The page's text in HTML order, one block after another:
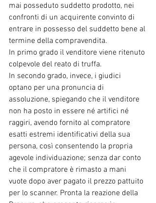
mai posseduto suddetto prodotto, nei
confronti di un acquirente convinto di
entrare in possesso del suddetto bene al
termine della compravendita.
In primo grado il venditore viene ritenuto
colpevole del reato di truffa.
In secondo grado, invece, i giudici
optano per una pronuncia di
assoluzione, spiegando che il venditore
non ha posto in essere né artifici né
raggiri, avendo fornito al compratore
esatti estremi identificativi della sua
persona, così consentendo la propria
agevole individuazione; senza dar conto
che il compratore è rimasto a mani
vuote dopo aver pagato il prezzo pattuito
per lo scanner. Pronta la reazione della